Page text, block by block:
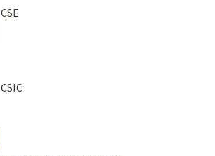
CSE
CSIC